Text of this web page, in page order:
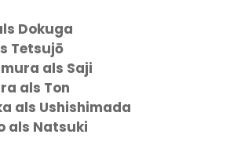
Dokuga
Tetsujō
als Saji
als Ton
als Ushishimada
als Natsuki